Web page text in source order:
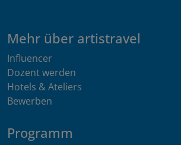
Mehr über artistravel
Influencer
Dozent werden
Hotels & Ateliers
Bewerben
Programm